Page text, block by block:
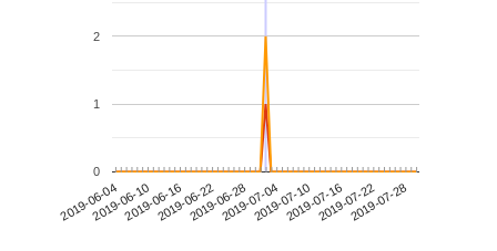
2019-06-042019-06-102019-06-162019-06-222019-06-282019-07-042019-07-102019-07-162019-07-222019-07-28
0
1
2